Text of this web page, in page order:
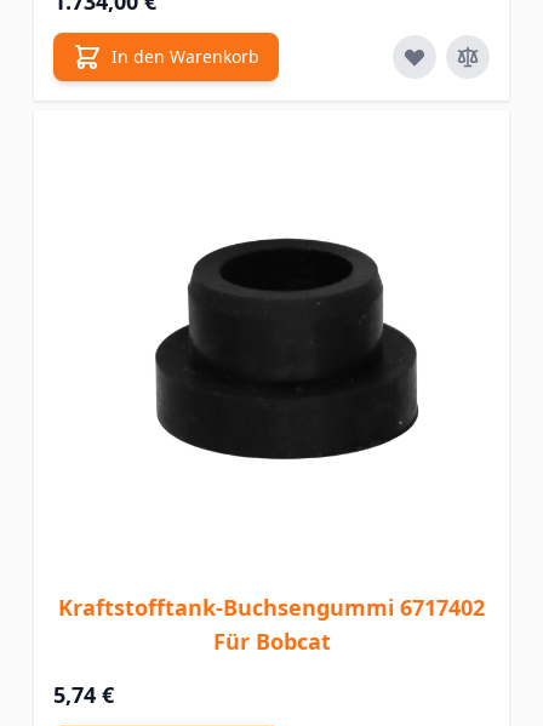
In den Warenkorb
Kraftstofftank-Buchsengummi 6717402
Für Bobcat
5,74 €